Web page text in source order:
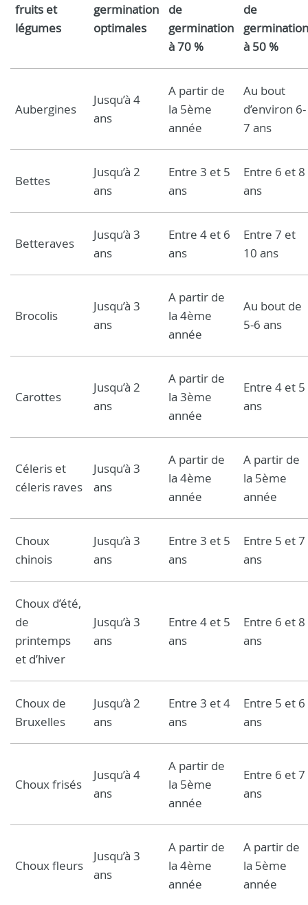
fruits et
légumes
germination
optimales
de
germination
à 70 %
de
germination
à 50 %
Aubergines
Jusqu’à 4
ans
A partir de
la 5ème
année
Au bout
d’environ 6-
7 ans
Bettes
Jusqu’à 2
ans
Entre 3 et 5
ans
Entre 6 et 8
ans
Betteraves
Jusqu’à 3
ans
Entre 4 et 6
ans
Entre 7 et
10 ans
Brocolis
Jusqu’à 3
ans
A partir de
la 4ème
année
Au bout de
5-6 ans
Carottes
Jusqu’à 2
ans
A partir de
la 3ème
année
Entre 4 et 5
ans
Céleris et
céleris raves
Jusqu’à 3
ans
A partir de
la 4ème
année
A partir de
la 5ème
année
Choux
chinois
Jusqu’à 3
ans
Entre 3 et 5
ans
Entre 5 et 7
ans
Choux d’été,
de
printemps
et d’hiver
Jusqu’à 3
ans
Entre 4 et 5
ans
Entre 6 et 8
ans
Choux de
Bruxelles
Jusqu’à 2
ans
Entre 3 et 4
ans
Entre 5 et 6
ans
Choux frisés
Jusqu’à 4
ans
A partir de
la 5ème
année
Entre 6 et 7
ans
Choux fleurs
Jusqu’à 3
ans
A partir de
la 4ème
année
A partir de
la 5ème
année